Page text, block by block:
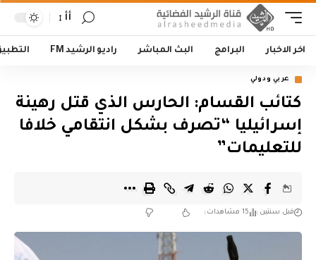
أأ
اخر الاخبار البرامج البث المباشر راديو الرشيد FM
عربي ودولي
كتائب القسام: الحارس الذي قتل رهينة
إسرائيليا “تصرف بشكل انتقامي خلافا
للتعليمات”
قبل سنتين 15 مشاهدات